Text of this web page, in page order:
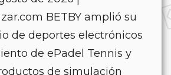
BETBY amplió su
de deportes electrónicos
de ePadel Tennis y
de simulación